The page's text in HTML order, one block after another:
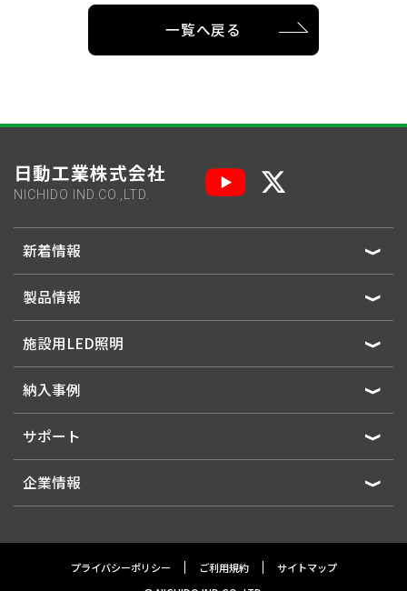
一覧へ戻る
日動工業株式会社
NICHIDO IND.CO.,LTD.
新着情報
製品情報
施設用LED照明
納入事例
サポート
企業情報
プライバシーポリシー ご利用規約 サイトマップ